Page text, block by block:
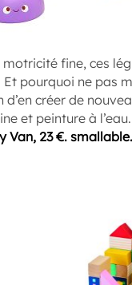
fine, ces
pourquoi ne pas
créer de
et peinture à l’eau.
Van, 23 €.